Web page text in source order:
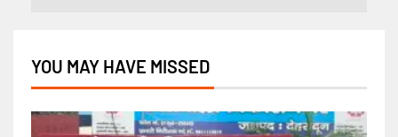
YOU MAY HAVE MISSED